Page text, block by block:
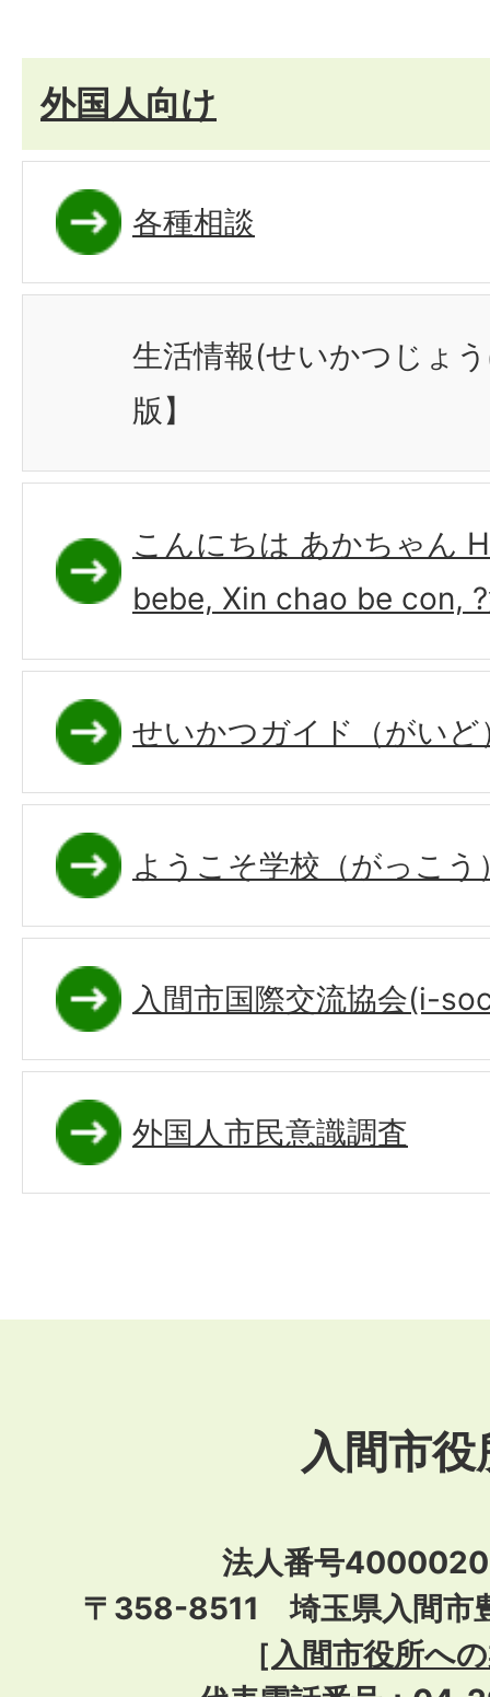
外国人向け
各種相談
生活情報(せいかつじょ
版】
こんにちは あかちゃん
bebe, Xin chao be con,
せいかつガイド（がいど
ようこそ学校（がっこう
入間市国際交流協会(i-
外国人市民意識調査
入間市役
法人番号
〒358-8511 埼玉県入間市
［入間市役所へ